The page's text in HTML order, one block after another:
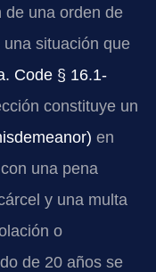
de una orden de
situación que
Code § 16.1-
constituye un
en
una pena
y una multa
o
de 20 años se